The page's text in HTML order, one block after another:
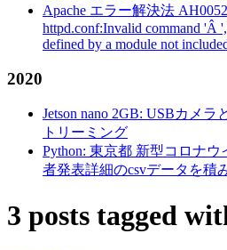
Apache エラー解決法
httpd.conf:Invalid command 'Â
defined by a module not
2020
Jetson nano 2GB: USBカメラ
トリーミング
Python: 東京都 新型コロナ
者発表詳細のcsvデータを積
3 posts tagged